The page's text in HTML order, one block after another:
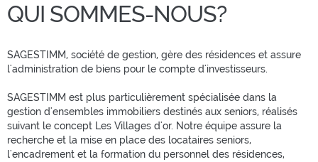
QUI SOMMES-NOUS?
SAGESTIMM, société de gestion, gère des résidences et assure
l'administration de biens pour le compte d'investisseurs.
SAGESTIMM est plus particulièrement spécialisée dans la
gestion d'ensembles immobiliers destinés aux seniors, réalisés
suivant le concept Les Villages d'or. Notre équipe assure la
recherche et la mise en place des locataires seniors,
l'encadrement et la formation du personnel des résidences,